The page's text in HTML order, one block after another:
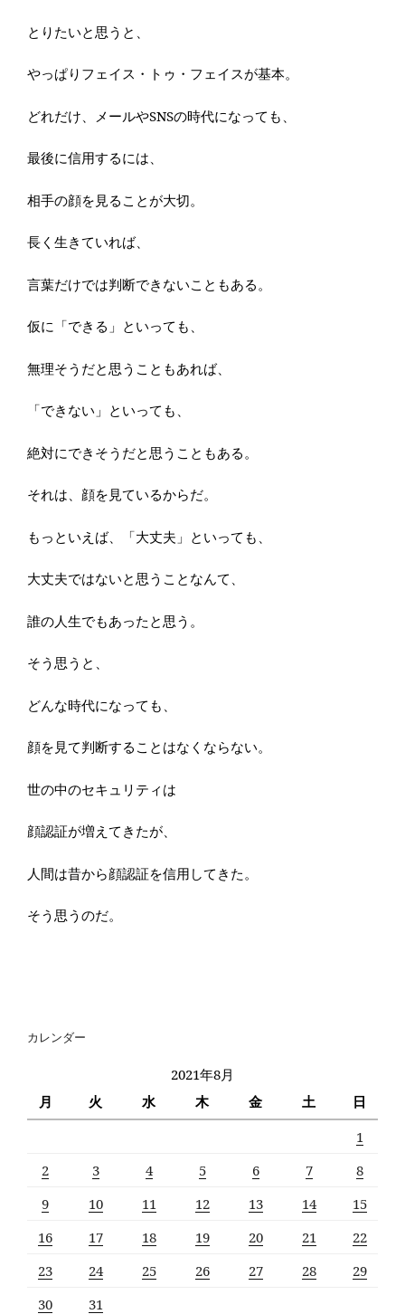
とりたいと思うと、
やっぱりフェイス・トゥ・フェイスが基本。
どれだけ、メールやSNSの時代になっても、
最後に信用するには、
相手の顔を見ることが大切。
長く生きていれば、
言葉だけでは判断できないこともある。
仮に「できる」といっても、
無理そうだと思うこともあれば、
「できない」といっても、
絶対にできそうだと思うこともある。
それは、顔を見ているからだ。
もっといえば、「大丈夫」といっても、
大丈夫ではないと思うことなんて、
誰の人生でもあったと思う。
そう思うと、
どんな時代になっても、
顔を見て判断することはなくならない。
世の中のセキュリティは
顔認証が増えてきたが、
人間は昔から顔認証を信用してきた。
そう思うのだ。
カレンダー
2021年8月
月
火 水 木 金 土 日
1
2
3 4 5 6 7
8
9
10 11 12 13 14
15
16
17 18 19 20 21
22
23
24 25 26 27 28
29
30
31